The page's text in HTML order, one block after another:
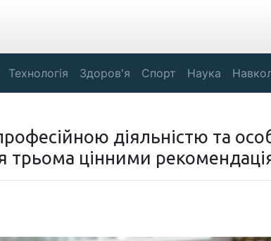
Технологія Здоров'я Спорт Наука
діяльністю та
трьома цінними